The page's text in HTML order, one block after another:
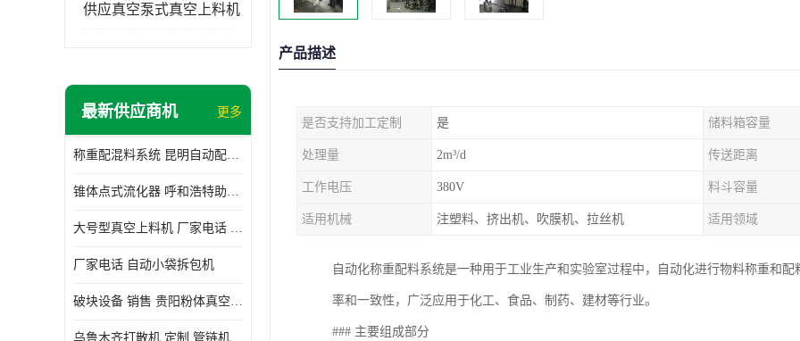
供应真空泵式真空上料机
最新供应商机 更多
称重配混料系统 昆明自动配料系统 厂家电话
锥体点式流化器 呼和浩特助流料斗 厂家
大号型真空上料机 厂家电话 武汉粉体料管链机
厂家电话 自动小袋拆包机
破块设备 销售 贵阳粉体真空上料机
乌鲁木齐打散机 定制 管链机
产品描述
是否支持加工定制 是 储料箱容量
处理量 2m³/d 传送距离
工作电压 380V 料斗容量
适用机械 注塑料、挤出机、吹膜机、拉丝机 适用领域
自动化称重配料系统是一种用于工业生产和实验室过程中，自动化进行物料称重和
率和一致性，广泛应用于化工、食品、制药、建材等行业。
### 主要组成部分